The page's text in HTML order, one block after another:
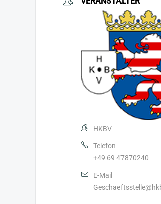
HKBV
Telefon
+49 69 47870240
E-Mail